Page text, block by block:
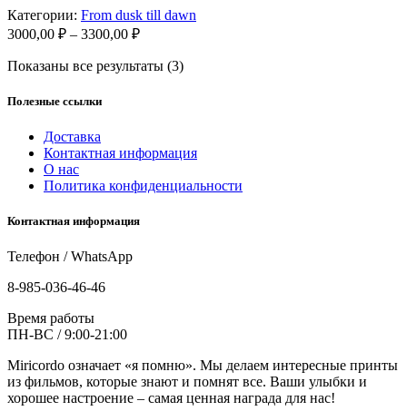
Категории: From dusk till dawn
3000,00 ₽ – 3300,00 ₽Диапазон
3000,00 ₽
Показаны все результаты (3)
Полезные ссылки
Доставка
Контактная информация
О нас
Политика конфиденциальности
Контактная информация
Телефон / WhatsApp
8-985-036-46-46
Время работы
ПН-ВС / 9:00-21:00
Miricordo означает «я помню». Мы делаем интересные принты
из фильмов, которые знают и помнят все. Ваши улыбки и
хорошее настроение – самая ценная награда для нас!